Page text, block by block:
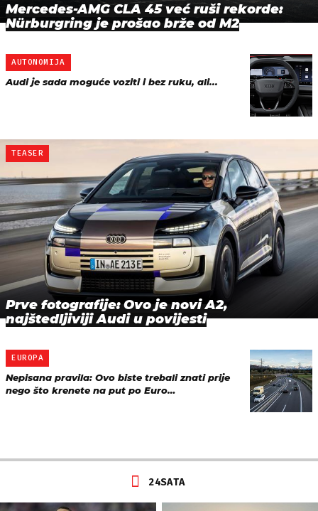
Mercedes-AMG CLA 45 već ruši rekorde:
Nürburgring je prošao brže od M2
AUTONOMIJA
Audi je sada moguće voziti i bez ruku, ali...
TEASER
Prve fotografije: Ovo je novi A2,
najštedljiviji Audi u povijesti
EUROPA
Nepisana pravila: Ovo biste trebali znati prije
nego što krenete na put po Euro…